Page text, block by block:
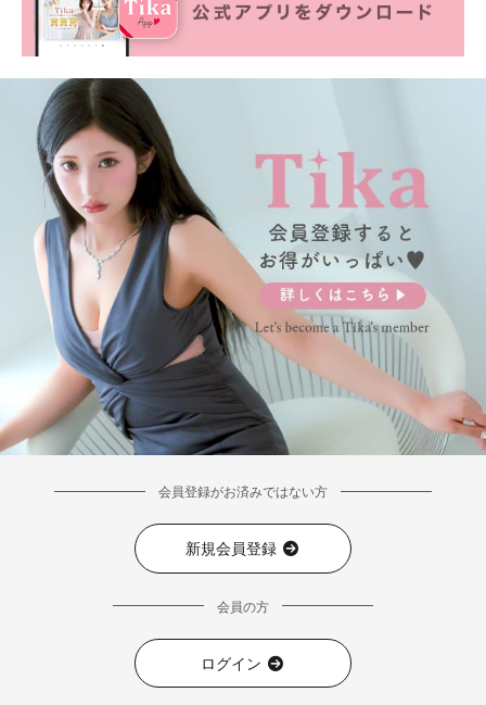
■ディティール
会員登録がお済みではない方
新規会員登録
会員の方
ログイン